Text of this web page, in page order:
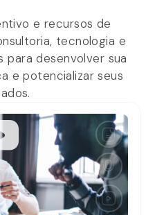
e recursos de
tecnologia e
para desenvolver sua
e potencializar seus